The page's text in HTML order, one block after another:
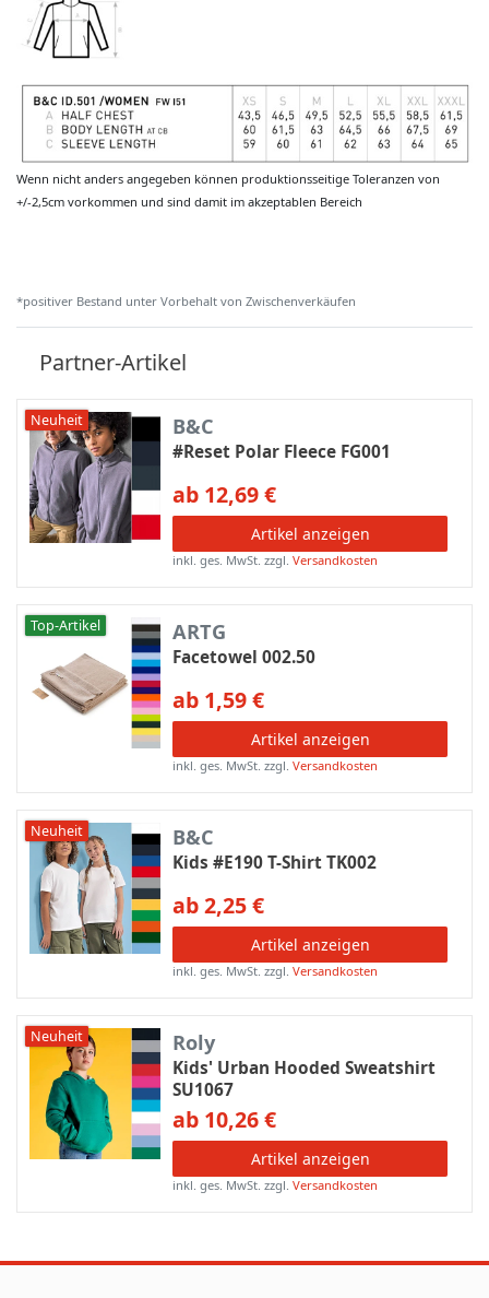
Wenn nicht anders angegeben können produktionsseitige Toleranzen von
+/-2,5cm vorkommen und sind damit im akzeptablen Bereich
*positiver Bestand unter Vorbehalt von Zwischenverkäufen
Partner-Artikel
Neuheit B&C
#Reset Polar Fleece FG001
ab 12,69 €
Artikel anzeigen
inkl. ges. MwSt. zzgl.Versandkosten
Top-Artikel ARTG
Facetowel 002.50
ab 1,59 €
Artikel anzeigen
inkl. ges. MwSt. zzgl.Versandkosten
Neuheit B&C
Kids #E190 T-Shirt TK002
ab 2,25 €
Artikel anzeigen
inkl. ges. MwSt. zzgl.Versandkosten
Neuheit Roly
Kids' Urban Hooded Sweatshirt
SU1067
ab 10,26 €
Artikel anzeigen
inkl. ges. MwSt. zzgl.Versandkosten